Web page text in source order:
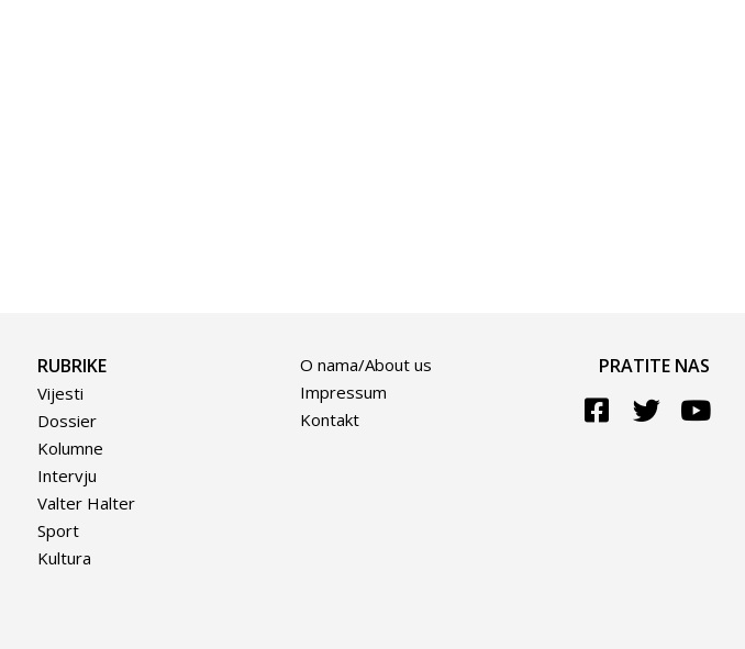
RUBRIKE
Vijesti
Dossier
Kolumne
Intervju
Valter Halter
Sport
Kultura
O nama/About us
Impressum
Kontakt
PRATITE NAS